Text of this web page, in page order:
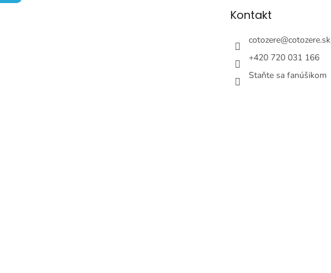
t
Kontakt
cotozere@cotozere.sk
+420 720 031 166
Staňte sa fanúšikom